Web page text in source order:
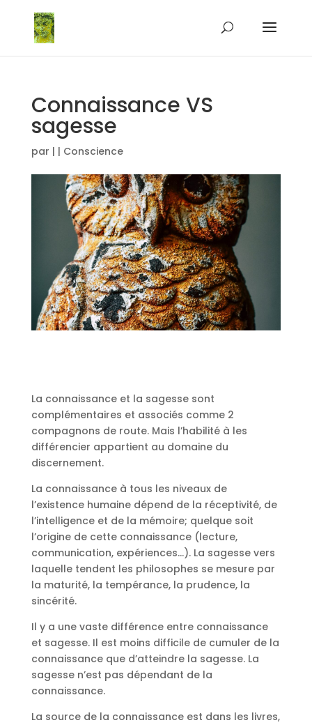
Connaissance VS
sagesse
par | | Conscience
La connaissance et la sagesse sont
complémentaires et associés comme 2
compagnons de route. Mais l’habilité à les
différencier appartient au domaine du
discernement.
La connaissance à tous les niveaux de
l’existence humaine dépend de la réceptivité, de
l’intelligence et de la mémoire; quelque soit
l’origine de cette connaissance (lecture,
communication, expériences…). La sagesse vers
laquelle tendent les philosophes se mesure par
la maturité, la tempérance, la prudence, la
sincérité.
Il y a une vaste différence entre connaissance
et sagesse. Il est moins difficile de cumuler de la
connaissance que d’atteindre la sagesse. La
sagesse n’est pas dépendant de la
connaissance.
La source de la connaissance est dans les livres,